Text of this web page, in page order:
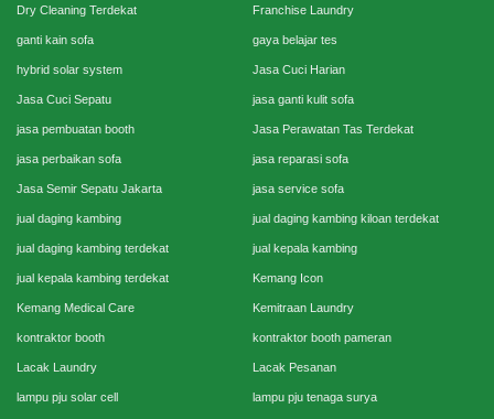
Dry Cleaning Terdekat Franchise Laundry
ganti kain sofa gaya belajar tes
hybrid solar system Jasa Cuci Harian
Jasa Cuci Sepatu jasa ganti kulit sofa
jasa pembuatan booth Jasa Perawatan Tas Terdekat
jasa perbaikan sofa jasa reparasi sofa
Jasa Semir Sepatu Jakarta jasa service sofa
jual daging kambing jual daging kambing kiloan terdekat
jual daging kambing terdekat jual kepala kambing
jual kepala kambing terdekat Kemang Icon
Kemang Medical Care Kemitraan Laundry
kontraktor booth kontraktor booth pameran
Lacak Laundry Lacak Pesanan
lampu pju solar cell lampu pju tenaga surya